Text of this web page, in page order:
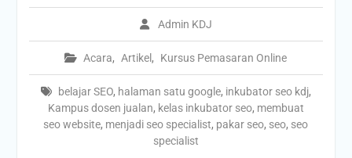
Admin KDJ
Acara, Artikel , Kursus Pemasaran Online
belajar SEO, halaman satu google, inkubator seo kdj,
Kampus dosen jualan, kelas inkubator seo, membuat
seo website, menjadi seo specialist, pakar seo, seo, seo
specialist